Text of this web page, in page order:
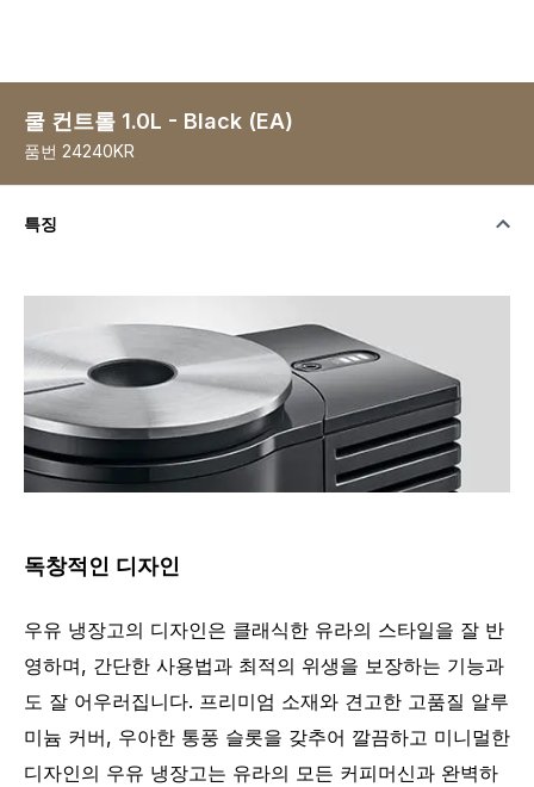
쿨 컨트롤 1.0L - Black (EA)
품번 24240KR
특징
독창적인 디자인
우유 냉장고의 디자인은 클래식한 유라의 스타일을 잘 반
영하며, 간단한 사용법과 최적의 위생을 보장하는 기능과
도 잘 어우러집니다. 프리미엄 소재와 견고한 고품질 알루
미늄 커버, 우아한 통풍 슬롯을 갖추어 깔끔하고 미니멀한
디자인의 우유 냉장고는 유라의 모든 커피머신과 완벽하